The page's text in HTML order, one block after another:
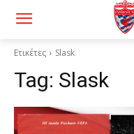
Ετικέτες Slask
Tag: Slask